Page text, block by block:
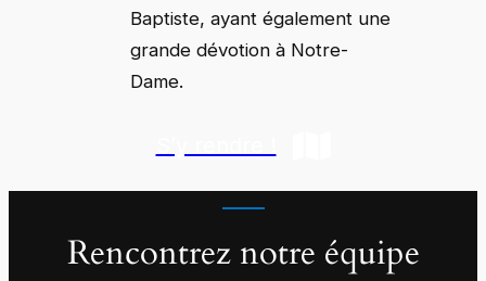
Baptiste, ayant également une
grande dévotion à Notre-
Dame.
Rencontrez notre équipe